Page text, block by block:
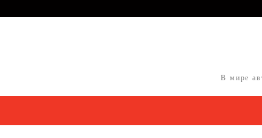
В мире